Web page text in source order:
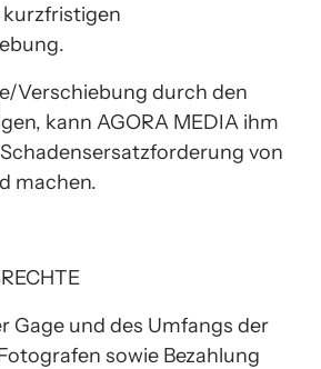
kurzfristigen
Verschiebung durch den
kann AGORA MEDIA ihm
von
machen.
Gage und des Umfangs der
sowie Bezahlung